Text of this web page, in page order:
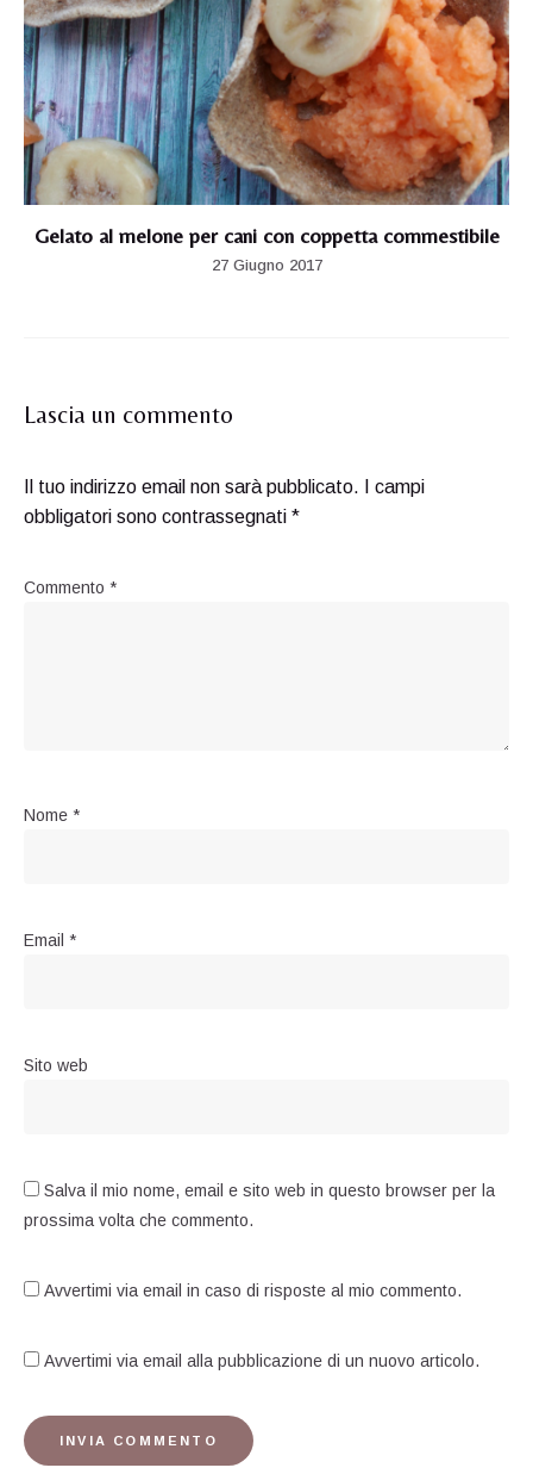
Gelato al melone per cani con coppetta commestibile
27 Giugno 2017
Lascia un commento
Il tuo indirizzo email non sarà pubblicato.
I campi
obbligatori sono contrassegnati *
Commento *
Nome *
Email *
Sito web
Salva il mio nome, email e sito web in questo browser per la
prossima volta che commento.
Avvertimi via email in caso di risposte al mio commento.
Avvertimi via email alla pubblicazione di un nuovo articolo.